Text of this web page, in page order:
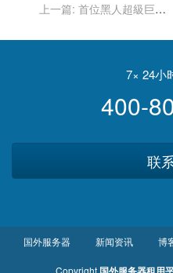
上一篇: 首位黑人超級巨
薛尼鮑迪去世
7× 24小
400-
联
国外服务器 新闻资讯 博